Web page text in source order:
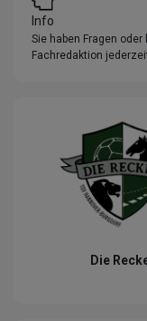
Info
Sie haben Fragen
Fachredaktion
Die